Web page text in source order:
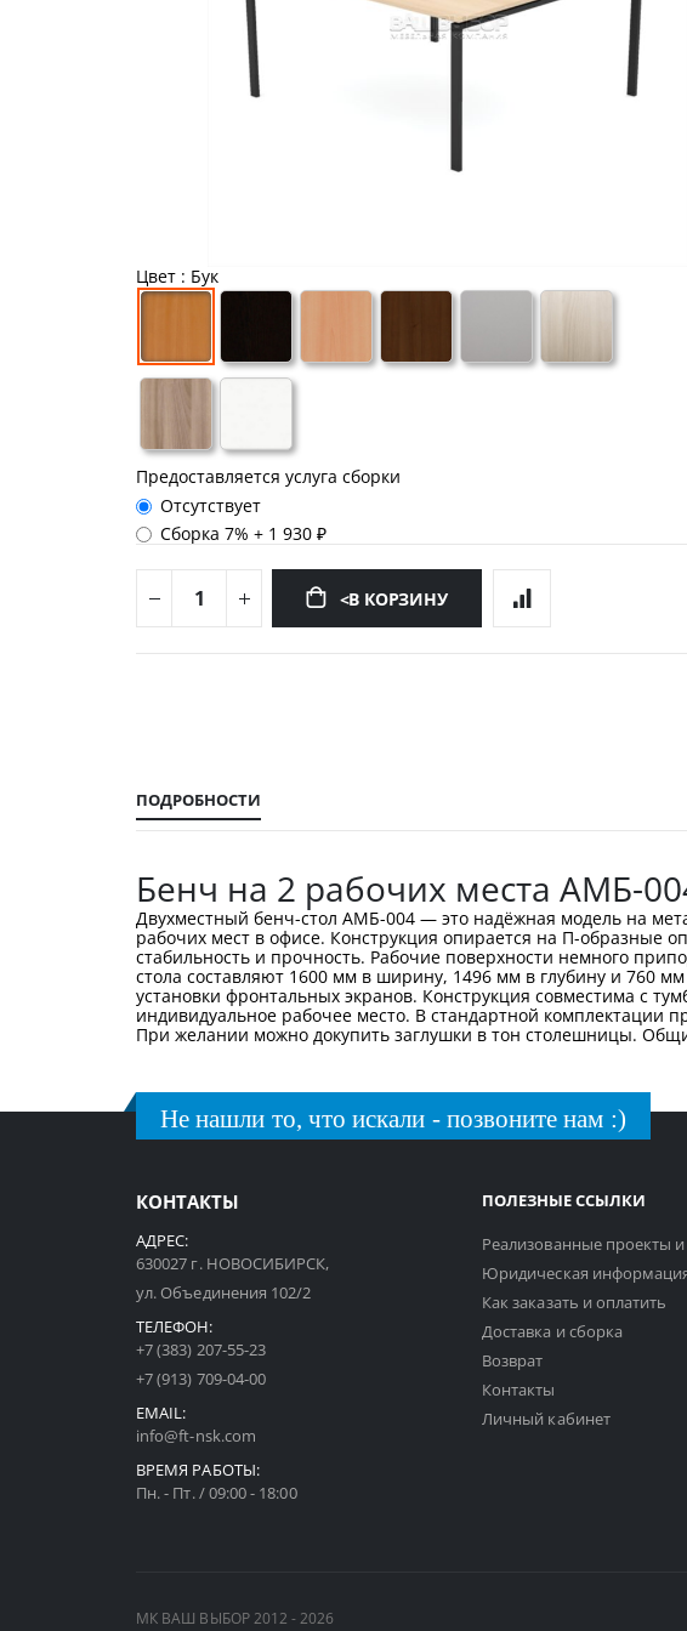
Цвет : Бук
Предоставляется услуга сборки
Отсутствует
Сборка 7%+ 1 930 ₽
<В КОРЗИНУ
ПОДРОБНОСТИ
Бенч на 2 рабочих места АМБ-
Двухместный бенч-стол АМБ-004 — это надёжная модель на
рабочих мест в офисе. Конструкция опирается на П-образные
стабильность и прочность. Рабочие поверхности немного
стола составляют 1600 мм в ширину, 1496 мм в глубину и 760
установки фронтальных экранов. Конструкция совместима с
индивидуальное рабочее место. В стандартной комплектации
При желании можно докупить заглушки в тон столешницы.
Не нашли то, что искали - позвоните нам :)
КОНТАКТЫ
АДРЕС:
630027 г. НОВОСИБИРСК,
ул. Объединения 102/2
ТЕЛЕФОН:
+7 (383) 207-55-23
+7 (913) 709-04-00
EMAIL:
info@ft-nsk.com
ВРЕМЯ РАБОТЫ:
Пн. - Пт. / 09:00 - 18:00
ПОЛЕЗНЫЕ ССЫЛКИ
Реализованные проекты
Юридическая
Как заказать и оплатить
Доставка и сборка
Возврат
Контакты
Личный кабинет
МК ВАШ ВЫБОР 2012 - 2026